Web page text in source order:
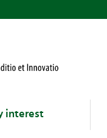
interest